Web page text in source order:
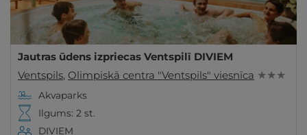
Jautras ūdens izpriecas Ventspilī DIVIEM
Ventspils, Olimpiskā centra "Ventspils" viesnīca ★ ★ ★
Akvaparks
Ilgums: 2 st.
DIVIEM